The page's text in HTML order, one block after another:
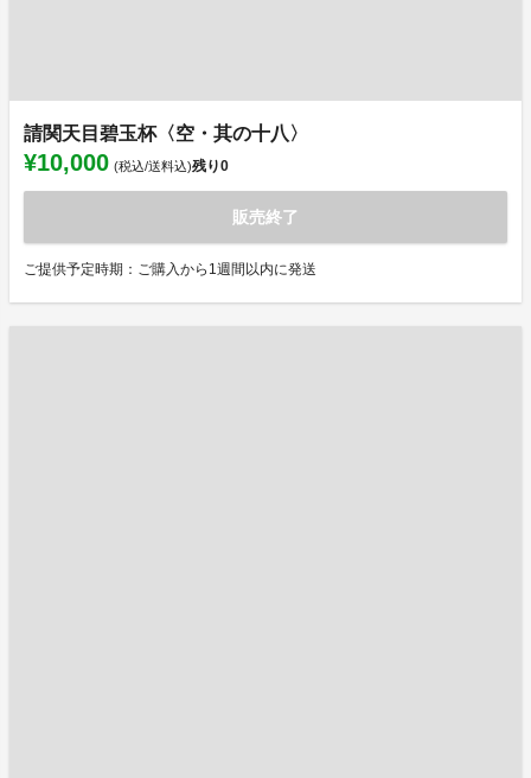
請関天目碧玉杯〈空・其の十八〉
¥10,000 (税込/送料込)残り0
販売終了
ご提供予定時期：ご購入から1週間以内に発送